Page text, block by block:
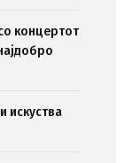
концертот
искуства